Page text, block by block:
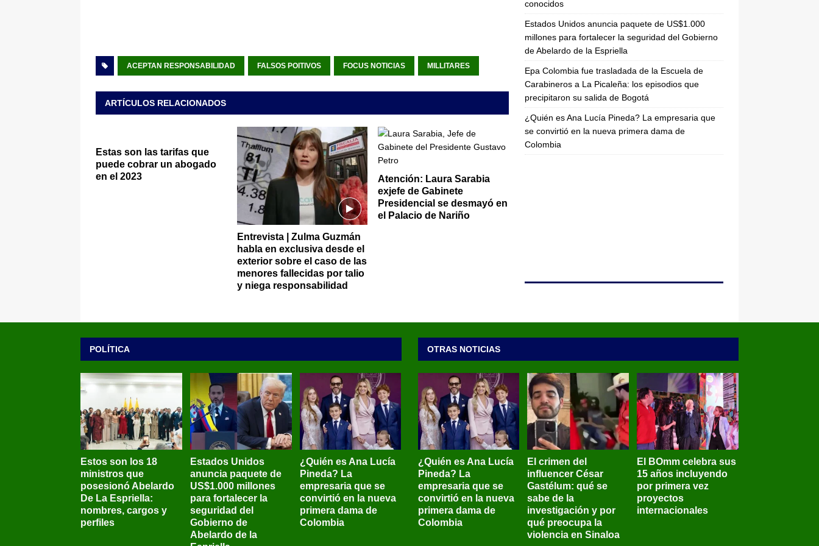
ACEPTAN RESPONSABILIDAD FALSOS POITIVOS FOCUS NOTICIAS MILLITARES
ARTÍCULOS RELACIONADOS
Estas son las tarifas que
puede cobrar un abogado
en el 2023
Entrevista | Zulma Guzmán
habla en exclusiva desde el
exterior sobre el caso de las
menores fallecidas por talio
y niega responsabilidad
Atención: Laura Sarabia
exjefe de Gabinete
Presidencial se desmayó en
el Palacio de Nariño
conocidos
Estados Unidos anuncia paquete de US$1.000
millones para fortalecer la seguridad del Gobierno
de Abelardo de la Espriella
Epa Colombia fue trasladada de la Escuela de
Carabineros a La Picaleña: los episodios que
precipitaron su salida de Bogotá
¿Quién es Ana Lucía Pineda? La empresaria que
se convirtió en la nueva primera dama de
Colombia
POLÍTICA
Estos son los 18
ministros que
posesionó Abelardo
De La Espriella:
nombres, cargos y
perfiles
Estados Unidos
anuncia paquete de
US$1.000 millones
para fortalecer la
seguridad del
Gobierno de
Abelardo de la
¿Quién es Ana Lucía
Pineda? La
empresaria que se
convirtió en la nueva
primera dama de
Colombia
OTRAS NOTICIAS
¿Quién es Ana Lucía
Pineda? La
empresaria que se
convirtió en la nueva
primera dama de
Colombia
El crimen del
influencer César
Gastélum: qué se
sabe de la
investigación y por
qué preocupa la
violencia en Sinaloa
El BOmm celebra sus
15 años incluyendo
por primera vez
proyectos
internacionales